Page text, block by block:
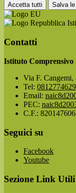
Accetta tutti Salva
Contatti
Istituto Comprensivo
Via F.
Tel: 0812774629
Email:
PEC:
C.F.:
Seguici su
Facebook
Youtube
Sezione Link Utili